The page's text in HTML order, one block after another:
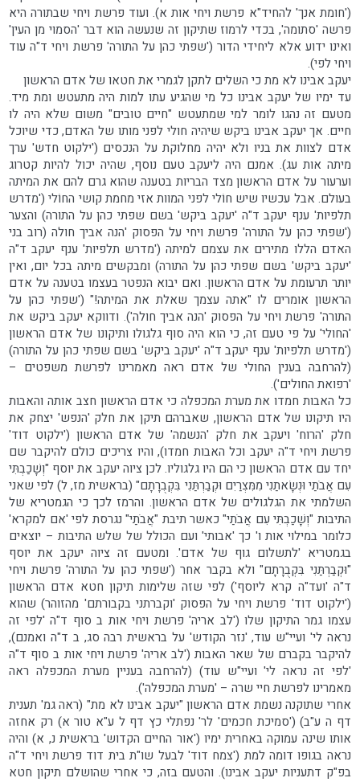
('חומת אנך' להחיד"א פרשת ויחי אות א). ועוד פרשת ויחי שבתורה היא
פרשה 'סתומה', בכדי לרמוז שתיקון זה שנעשה הוא דבר 'הסמוי מן העין'
ואינו ידוע אלא ליחידי הדור ('שפתי כהן על התורה' פרשת ויחי ד"ה עוד
ויחי לפי).
יעקב אבינו לא מת כי השלים לתקן לגמרי את חטאו של אדם הראשון
עד ימיו של יעקב אבינו כל מי שהגיע עתו למות היה מתעטש ומת מיד.
מטעם זה נהגו לומר למי שמתעטש "חיים טובים" משום שלא היה לו
חיים. אך יעקב אבינו ביקש שיהיה חולי לפני מותו של האדם, כדי שיוכל
אדם לצוות את בניו ולא יהיה מחלוקת על הנכסים ('ילקוט חדש' ערך
מיתה אות עג). אמנם היה ליעקב טעם נוסף, שהיה יכול להיות קטרוג
וערעור על אדם הראשון מצד הבריות בטענה שהוא גרם להם את המיתה
בעולם. אבל עכשיו שיש חוֹלי לפני המוות אזי מחמת קושי החוֹלי ('מדרש
תלפיות' ענף יעקב ד"ה 'יעקב ביקש' בשם שפתי כהן על התורה) והצער
('שפתי כהן על התורה' פרשת ויחי על הפסוק 'הנה אביך חולה (רוב בני
האדם הללו מתירים את עצמם למיתה ('מדרש תלפיות' ענף יעקב ד"ה
'יעקב ביקש' בשם שפתי כהן על התורה) ומבקשים מיתה בכל יום, ואין
יותר תרעומת על אדם הראשון. ואם יבוא הנפטר בעצמו בטענה על אדם
הראשון אומרים לו "אתה עצמך שאלת את המיתה!" ('שפתי כהן על
התורה' פרשת ויחי על הפסוק 'הנה אביך חולה'). ודווקא יעקב ביקש את
'החולי' על פי טעם זה, כי הוא היה סוף גלגולו ותיקונו של אדם הראשון
('מדרש תלפיות' ענף יעקב ד"ה 'יעקב ביקש' בשם שפתי כהן על התורה)
(להרחבה בענין החולי של אדם ראה מאמרינו לפרשת משפטים –
'רפואת החולים').
כל האבות חמדו את מערת המכפלה כי אדם הראשון חצב אותה והאבות
היו תיקונו של אדם הראשון, שאברהם תיקן את חלק 'הנפש' יצחק את
חלק 'הרוח' ויעקב את חלק 'הנשמה' של אדם הראשון ('ילקוט דוד'
פרשת ויחי ד"ה יעקב וכל האבות חמדו), והיו צריכים כולם להיקבר שם
יחד עם אדם הראשון כי הם היו גלגוליו. לכן ציוה יעקב את יוסף "וְשָׁכַבְתִּי
עִם אֲבֹתַי וּנְשָׂאתַנִי מִמִּצְרַיִם וּקְבַרְתַּנִי בִּקְבֻרָתָם" (בראשית מז, ל) לפי שאני
השלמתי את הגלגולים של אדם הראשון. והרמז לכך כי הגמטריא של
התיבות "וְשָׁכַבְתִּי עִם אֲבֹתַי" כאשר תיבת "אֲבֹתַי" נגרסת לפי 'אם למקרא'
כלומר במילוי אות ו' כך 'אבותי' ועם הכולל של שלש התיבות – יוצאים
בגמטריא 'לתשלום גוף של אדם'. ומטעם זה ציוה יעקב את יוסף
"וּקְבַרְתַּנִי בִּקְבֻרָתָם" ולא בקבר אחר ('שפתי כהן על התורה' פרשת ויחי
ד"ה 'ועד"ה קרא ליוסף') לפי שזה שלימות תיקון חטא אדם הראשון
('ילקוט דוד' פרשת ויחי על הפסוק 'וקברתני בקבורתם' מהזוהר) שהוא
עצמו גמר התיקון שלו ('לב אריה' פרשת ויחי אות ב סוף ד"ה 'לפי זה
נראה לי' ועיי"ש עוד, 'נזר הקודש' על בראשית רבה סג, ב ד"ה ואמנם),
להיקבר בקברם של שאר האבות ('לב אריה' פרשת ויחי אות ב סוף ד"ה
'לפי זה נראה לי' ועיי"ש עוד) (להרחבה בעניין מערת המכפלה ראה
מאמרינו לפרשת חיי שרה – 'מערת המכפלה').
אחרי שתוקנה נשמת אדם הראשון "יעקב אבינו לא מת" (ראה גמ' תענית
דף ה ע"ב) ('סמיכת חכמים' לר' נפתלי כץ דף ל ע"א טור א) רק אחזה
אותו שינה עמוקה באחרית ימיו ('אור החיים הקדוש' בראשית נ, א) והיה
נראה בגופו דומה למת ('צמח דוד' לבעל שו"ת בית דוד פרשת ויחי ד"ה
בפ"ק דתעניות יעקב אבינו). והטעם בזה, כי אחרי שהושלם תיקון חטא